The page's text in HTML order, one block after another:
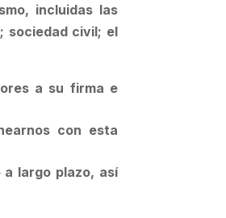
incluidas las
sociedad civil; el
a su firma e
con esta
largo plazo, así